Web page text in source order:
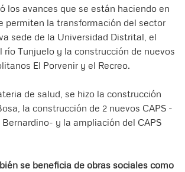
los avances que se están haciendo en
permiten la transformación del sector
sede de la Universidad Distrital, el
río Tunjuelo y la construcción de nuevos
El Porvenir y el Recreo.
de salud, se hizo la construcción
la construcción de 2 nuevos CAPS -
Bernardino- y la ampliación del CAPS
se beneficia de obras sociales como